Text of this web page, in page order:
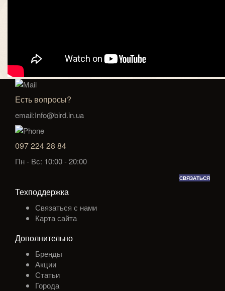
Есть вопросы?
email:Info@bird.in.ua
097 224 28 84
Пн - Вс: 10:00 - 20:00
СВЯЗАТЬСЯ
Техподдержка
Связаться с нами
Карта сайта
Дополнительно
Бренды
Акции
Статьи
Города